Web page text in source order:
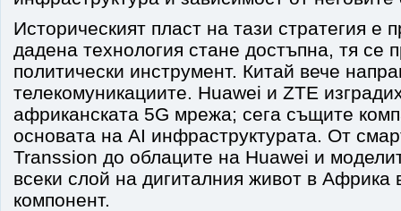
Историческият пласт на тази стратегия е
дадена технология стане достъпна, тя се
политически инструмент. Китай вече
телекомуникациите. Huawei и ZTE
африканската 5G мрежа; сега същите
основата на AI инфраструктурата. От
Transsion до облаците на Huawei и
всеки слой на дигиталния живот в Африка
компонент.